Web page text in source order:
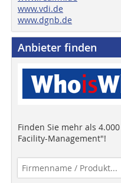
www.vdi.de
www.dgnb.de
Anbieter finden
Finden Sie mehr als
Facility-Management"!